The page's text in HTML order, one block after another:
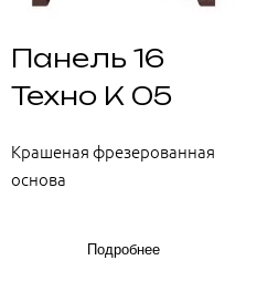
Панель 16
Техно К 05
Крашеная фрезерованная
основа
Подробнее